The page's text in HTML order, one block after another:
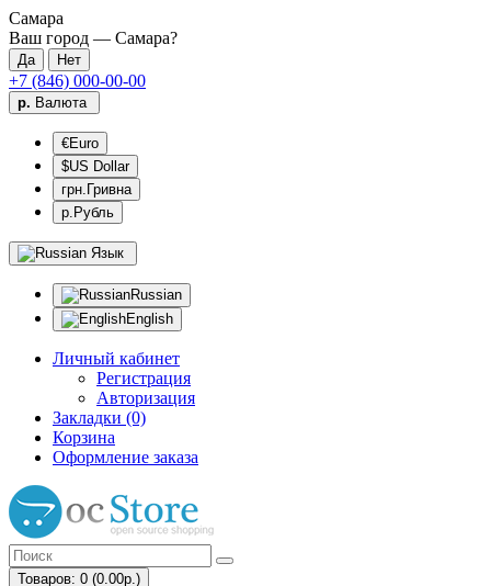
Самара
Ваш город — Самара?
+7 (846) 000-00-00
р. Валюта
€Euro
$US Dollar
грн.Гривна
р.Рубль
Язык
Russian
English
Личный кабинет
Регистрация
Авторизация
Закладки (0)
Корзина
Оформление заказа
Товаров: 0 (0.00р.)